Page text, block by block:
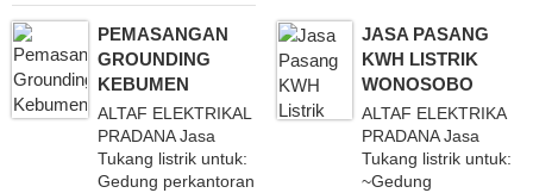
PEMASANGAN
GROUNDING
KEBUMEN
ALTAF ELEKTRIKAL
PRADANA Jasa
Tukang listrik untuk:
Gedung perkantoran
JASA PASANG
KWH LISTRIK
WONOSOBO
ALTAF ELEKTRIKA
PRADANA Jasa
Tukang listrik untuk:
~Gedung